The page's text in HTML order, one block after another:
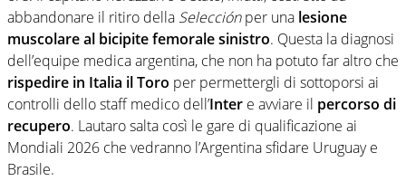
abbandonare il ritiro della Selecciónper una lesione
muscolare al bicipite femorale sinistro. Questa la diagnosi
dell’equipe medica argentina, che non ha potuto far altro che
rispedire in Italia il Toro per permettergli di sottoporsi ai
controlli dello staff medico dell’Inter e avviare il percorso di
recupero. Lautaro salta così le gare di qualificazione ai
Mondiali 2026 che vedranno l’Argentina sfidare Uruguay e
Brasile.